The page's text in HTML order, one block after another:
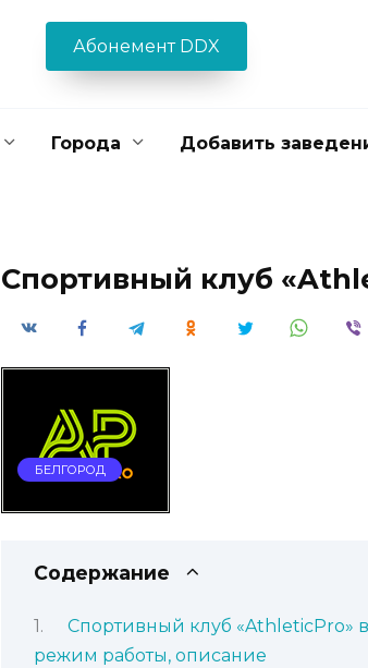
Абонемент DDX
Города Добавить
Спортивный клуб
БЕЛГОРОД
Содержание
Спортивный клуб «AthleticPro»
режим работы, описание